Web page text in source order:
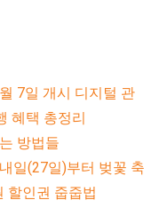
7일 개시 디지털 관
혜택 총정리
방법들
일(27일)부터 벚꽃 축
할인권 줍줍법